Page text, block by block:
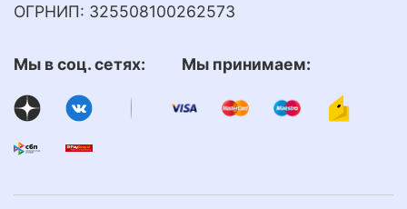
ОГРНИП: 325508100262573
Мы в соц. сетях: Мы принимаем: